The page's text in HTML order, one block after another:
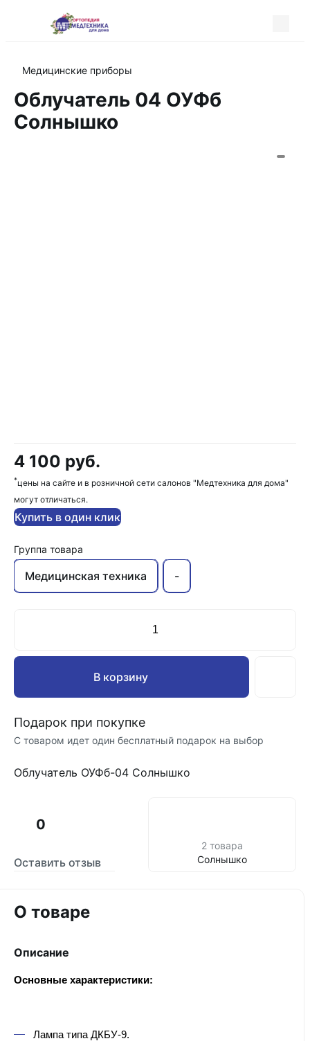
Медицинские приборы
Облучатель 04 ОУФб
Солнышко
4 100 руб.
*цены на сайте и в розничной сети салонов "Медтехника для дома"
могут отличаться.
Купить в один клик
Группа товара
Медицинская техника -
В корзину
Подарок при покупке
С товаром идет один бесплатный подарок на выбор
Облучатель ОУФб-04 Солнышко
0
Оставить отзыв
2 товара
Солнышко
О товаре
Описание
Основные характеристики:
Лампа типа ДКБУ-9.